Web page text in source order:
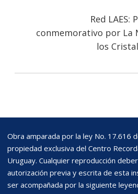
Red LAES:
conmemorativo por La
los
Obra amparada por la ley No. 17.616
propiedad exclusiva del Centro
Uruguay. Cualquier reproducción
autorización previa y escrita de esta
ser acompañada por la siguiente